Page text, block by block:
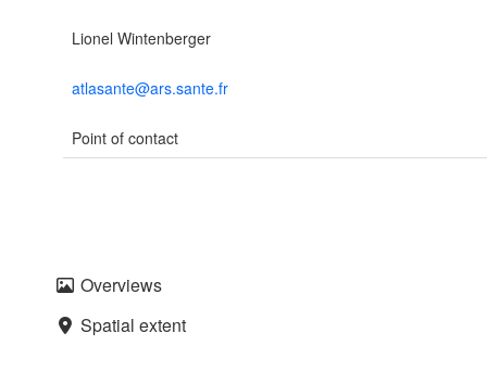
Lionel Wintenberger
atlasante@ars.sante.fr
Point of contact
Overviews
Spatial extent